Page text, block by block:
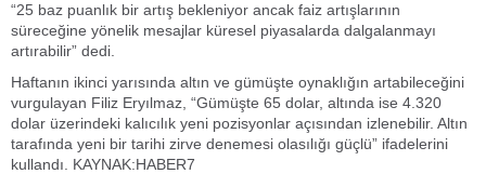
“25 baz puanlık bir artış bekleniyor ancak faiz artışlarının
süreceğine yönelik mesajlar küresel piyasalarda dalgalanmayı
artırabilir” dedi.
Haftanın ikinci yarısında altın ve gümüşte oynaklığın artabileceğini
vurgulayan Filiz Eryılmaz, “Gümüşte 65 dolar, altında ise 4.320
dolar üzerindeki kalıcılık yeni pozisyonlar açısından izlenebilir. Altın
tarafında yeni bir tarihi zirve denemesi olasılığı güçlü” ifadelerini
kullandı. KAYNAK:HABER7